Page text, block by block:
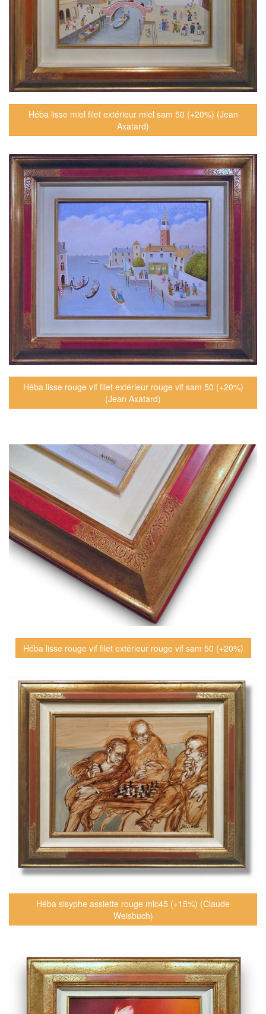
Héba lisse miel filet extérieur miel sam 50 (+20%) (Jean
Axatard)
Héba lisse rouge vif filet extérieur rouge vif sam 50 (+20%)
(Jean Axatard)
Héba lisse rouge vif filet extérieur rouge vif sam 50 (+20%)
Héba sisyphe assiette rouge mlc45 (+15%) (Claude
Weisbuch)